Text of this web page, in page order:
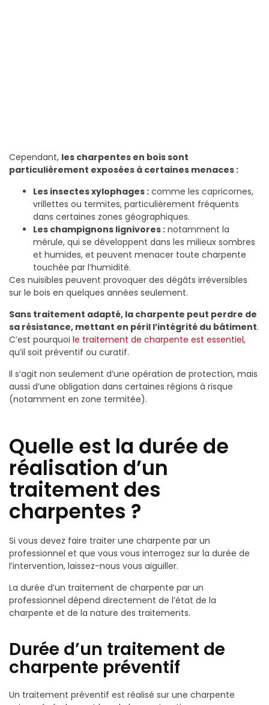
Cependant, les charpentes en bois sont
particulièrement exposées à certaines menaces :
Les insectes xylophages : comme les capricornes,
vrillettes ou termites, particulièrement fréquents
dans certaines zones géographiques.
Les champignons lignivores : notamment la
mérule, qui se développent dans les milieux sombres
et humides, et peuvent menacer toute charpente
touchée par l’humidité.
Ces nuisibles peuvent provoquer des dégâts irréversibles
sur le bois en quelques années seulement.
Sans traitement adapté, la charpente peut perdre de
sa résistance, mettant en péril l’intégrité du bâtiment.
C’est pourquoi le traitement de charpente est essentiel,
qu’il soit préventif ou curatif.
Il s’agit non seulement d’une opération de protection, mais
aussi d’une obligation dans certaines régions à risque
(notamment en zone termitée).
Quelle est la durée de
réalisation d’un
traitement des
charpentes ?
Si vous devez faire traiter une charpente par un
professionnel et que vous vous interrogez sur la durée de
l’intervention, laissez-nous vous aiguiller.
La durée d’un traitement de charpente par un
professionnel dépend directement de l’état de la
charpente et de la nature des traitements.
Durée d’un traitement de
charpente préventif
Un traitement préventif est réalisé sur une charpente